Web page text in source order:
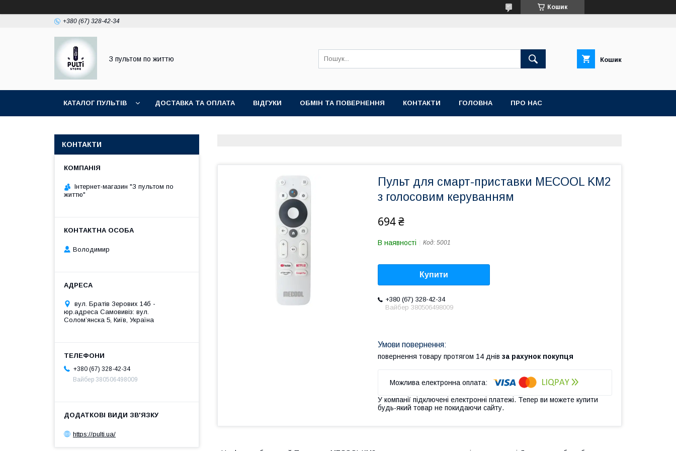
Кошик
+380 (67) 328-42-34
З пультом по життю Кошик
КАТАЛОГ ПУЛЬТІВ ДОСТАВКА ТА ОПЛАТА ВІДГУКИ ОБМІН ТА ПОВЕРНЕННЯ КОНТАКТИ ГОЛОВНА ПРО НАС
Пульт для смарт-приставки MECOOL KM2
з голосовим керуванням
694 ₴
В наявності Код: 5001
Купити
+380 (67) 328-42-34
Вайбер 380506498009
повернення товару протягом 14 днів за рахунок покупця
У компанії підключені електронні платежі. Тепер ви можете купити
будь-який товар не покидаючи сайту.
КОНТАКТИ
Інтернет-магазин "З пультом по
життю"
Володимир
вул. Братів Зерових 14б -
юр.адреса Самовивіз: вул.
Соломʼянска 5, Київ, Україна
+380 (67) 328-42-34
Вайбер 380506498009
https://pulti.ua/